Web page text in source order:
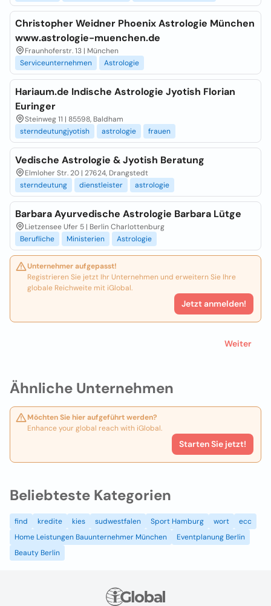
Ähnliche Unternehmen
Möchten Sie hier aufgeführt werden?
Enhance your global reach with iGlobal.
Starten Sie jetzt!
Christopher Weidner Phoenix Astrologie München
www.astrologie-muenchen.de
Fraunhoferstr. 13 | München
Serviceunternehmen
Astrologie
Hariaum.de Indische Astrologie Jyotish Florian
Euringer
Steinweg 11 | 85598, Baldham
sterndeutungjyotish
astrologie frauen
Vedische Astrologie & Jyotish Beratung
Elmloher Str. 20 | 27624, Drangstedt
sterndeutung
dienstleister astrologie
Barbara Ayurvedische Astrologie Barbara Lütge
Lietzensee Ufer 5 | Berlin Charlottenburg
Berufliche
Ministerien Astrologie
Unternehmer aufgepasst!
Registrieren Sie jetzt Ihr Unternehmen und erweitern Sie Ihre
globale Reichweite mit iGlobal.
Jetzt anmelden!
Weiter
Beliebteste Kategorien
find kredite kies sudwestfalen Sport Hamburg wort
ecc
Home Leistungen Bauunternehmer München
Eventplanung Berlin
Beauty Berlin